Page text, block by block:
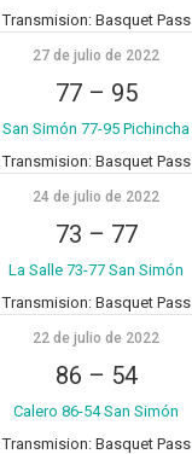
Transmision:Basquet Pass
27 de julio de 2022
77– 95
San Simón 77-95 Pichincha
Transmision:Basquet Pass
24 de julio de 2022
73 – 77
La Salle 73-77 San Simón
Transmision:Basquet Pass
22 de julio de 2022
86 – 54
Calero 86-54 San Simón
Transmision:Basquet Pass